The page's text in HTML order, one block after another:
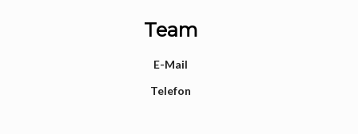
Team
E-Mail
Telefon